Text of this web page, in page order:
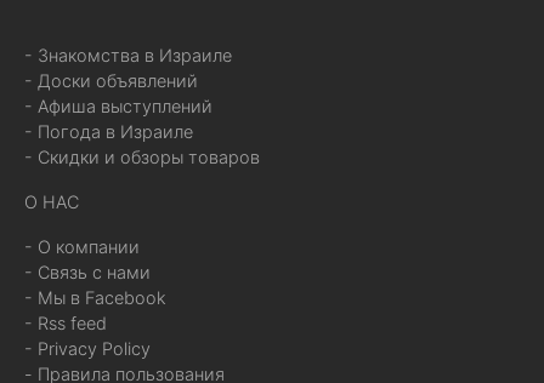
- Знакомства в Израиле
- Доски объявлений
- Афиша выступлений
- Погода в Израиле
- Скидки и обзоры товаров
О НАС
- О компании
- Связь с нами
- Мы в Facebook
- Rss feed
- Privacy Policy
- Правила пользования